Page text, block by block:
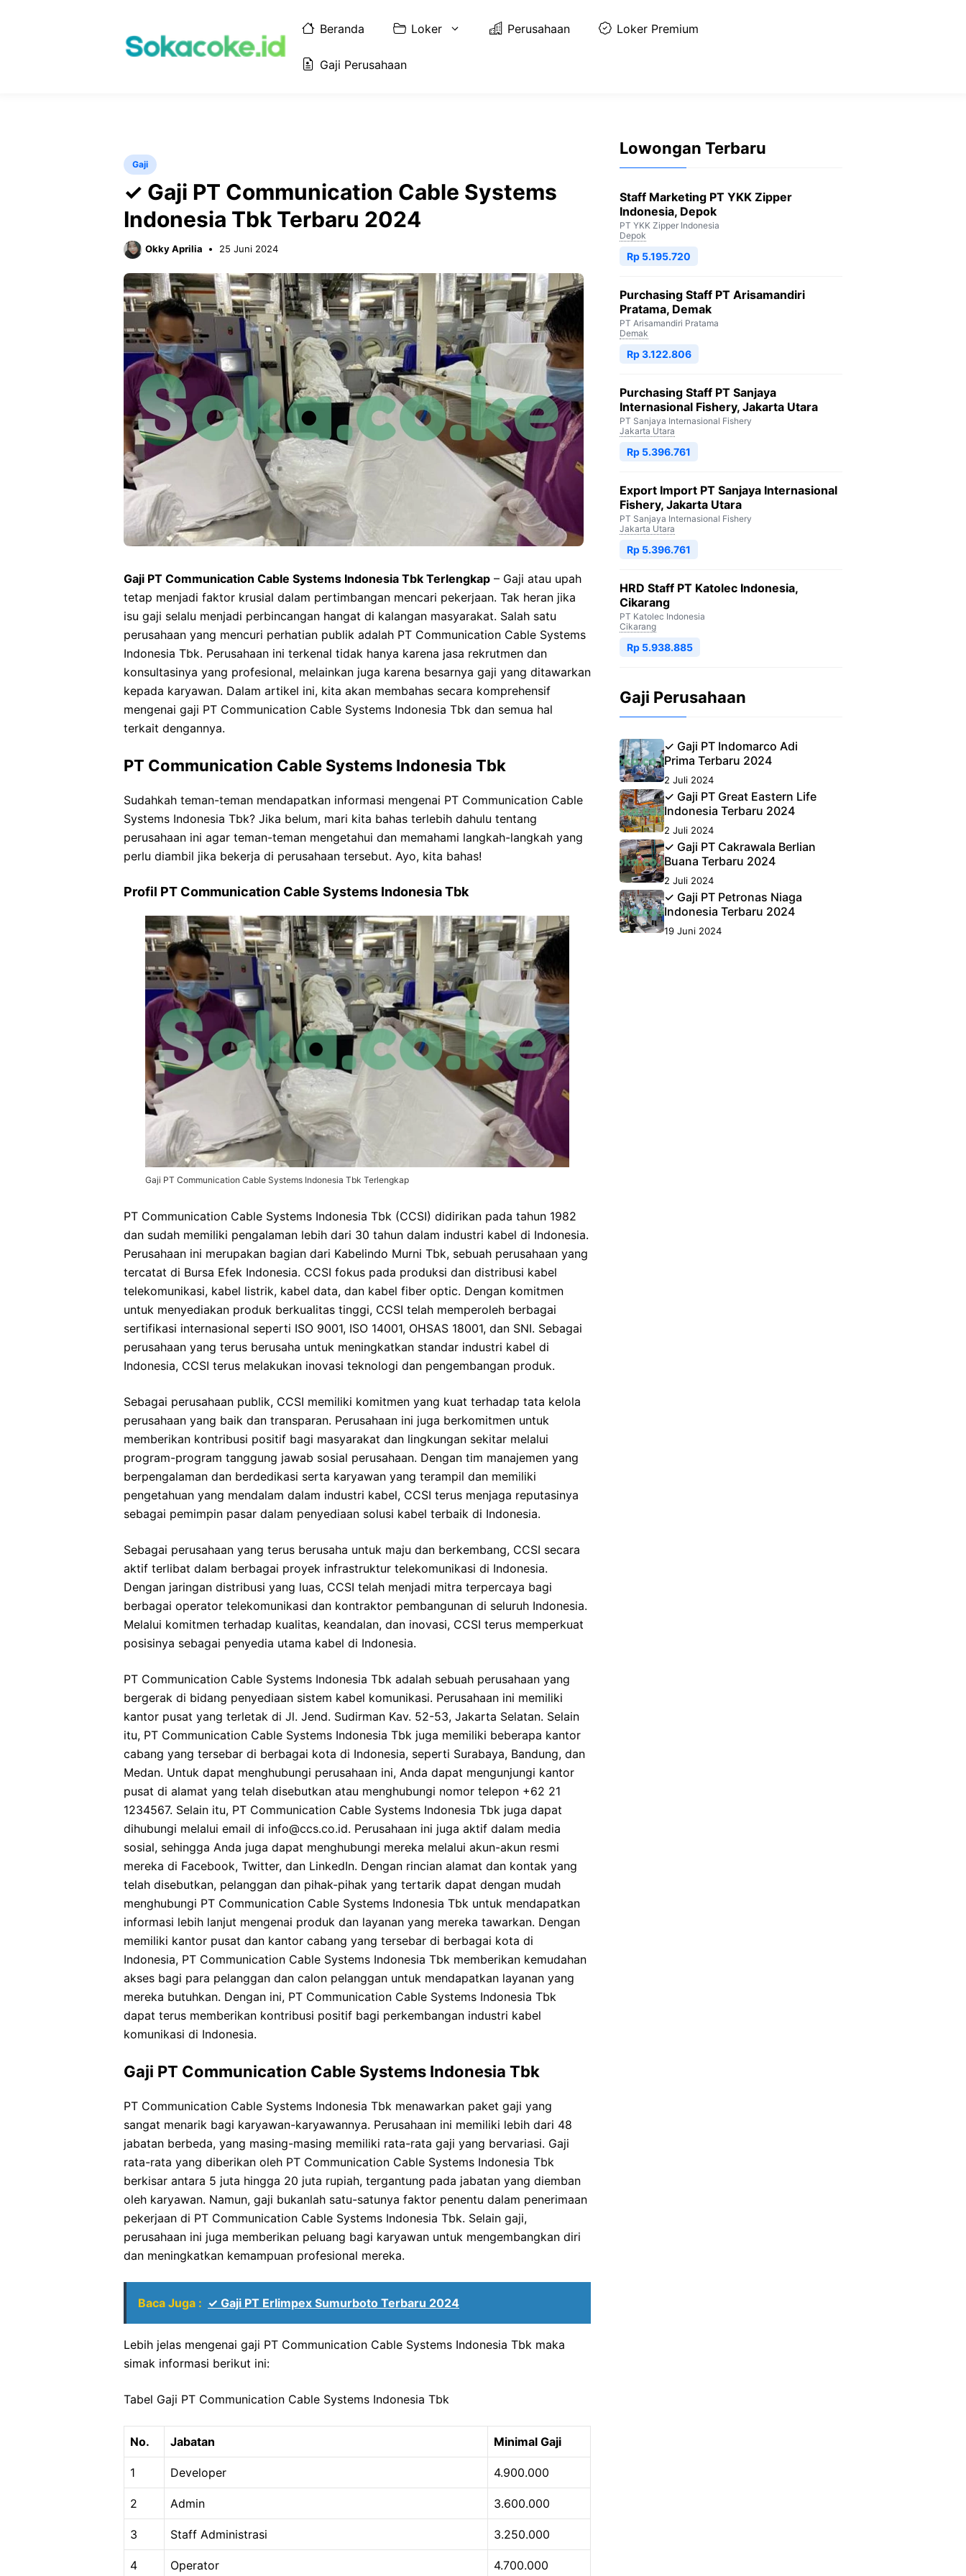
Beranda Loker Perusahaan Loker Premium
Gaji Perusahaan
Gaji
✓ Gaji PT Communication Cable Systems
Indonesia Tbk Terbaru 2024
Okky Aprilia 25 Juni 2024
Gaji PT Communication Cable Systems Indonesia Tbk Terlengkap – Gaji atau upah
tetap menjadi faktor krusial dalam pertimbangan mencari pekerjaan. Tak heran jika
isu gaji selalu menjadi perbincangan hangat di kalangan masyarakat. Salah satu
perusahaan yang mencuri perhatian publik adalah PT Communication Cable Systems
Indonesia Tbk. Perusahaan ini terkenal tidak hanya karena jasa rekrutmen dan
konsultasinya yang profesional, melainkan juga karena besarnya gaji yang ditawarkan
kepada karyawan. Dalam artikel ini, kita akan membahas secara komprehensif
mengenai gaji PT Communication Cable Systems Indonesia Tbk dan semua hal
terkait dengannya.
PT Communication Cable Systems Indonesia Tbk
Sudahkah teman-teman mendapatkan informasi mengenai PT Communication Cable
Systems Indonesia Tbk? Jika belum, mari kita bahas terlebih dahulu tentang
perusahaan ini agar teman-teman mengetahui dan memahami langkah-langkah yang
perlu diambil jika bekerja di perusahaan tersebut. Ayo, kita bahas!
Profil PT Communication Cable Systems Indonesia Tbk
Gaji PT Communication Cable Systems Indonesia Tbk Terlengkap
PT Communication Cable Systems Indonesia Tbk (CCSI) didirikan pada tahun 1982
dan sudah memiliki pengalaman lebih dari 30 tahun dalam industri kabel di Indonesia.
Perusahaan ini merupakan bagian dari Kabelindo Murni Tbk, sebuah perusahaan yang
tercatat di Bursa Efek Indonesia. CCSI fokus pada produksi dan distribusi kabel
telekomunikasi, kabel listrik, kabel data, dan kabel fiber optic. Dengan komitmen
untuk menyediakan produk berkualitas tinggi, CCSI telah memperoleh berbagai
sertifikasi internasional seperti ISO 9001, ISO 14001, OHSAS 18001, dan SNI. Sebagai
perusahaan yang terus berusaha untuk meningkatkan standar industri kabel di
Indonesia, CCSI terus melakukan inovasi teknologi dan pengembangan produk.
Sebagai perusahaan publik, CCSI memiliki komitmen yang kuat terhadap tata kelola
perusahaan yang baik dan transparan. Perusahaan ini juga berkomitmen untuk
memberikan kontribusi positif bagi masyarakat dan lingkungan sekitar melalui
program-program tanggung jawab sosial perusahaan. Dengan tim manajemen yang
berpengalaman dan berdedikasi serta karyawan yang terampil dan memiliki
pengetahuan yang mendalam dalam industri kabel, CCSI terus menjaga reputasinya
sebagai pemimpin pasar dalam penyediaan solusi kabel terbaik di Indonesia.
Sebagai perusahaan yang terus berusaha untuk maju dan berkembang, CCSI secara
aktif terlibat dalam berbagai proyek infrastruktur telekomunikasi di Indonesia.
Dengan jaringan distribusi yang luas, CCSI telah menjadi mitra terpercaya bagi
berbagai operator telekomunikasi dan kontraktor pembangunan di seluruh Indonesia.
Melalui komitmen terhadap kualitas, keandalan, dan inovasi, CCSI terus memperkuat
posisinya sebagai penyedia utama kabel di Indonesia.
PT Communication Cable Systems Indonesia Tbk adalah sebuah perusahaan yang
bergerak di bidang penyediaan sistem kabel komunikasi. Perusahaan ini memiliki
kantor pusat yang terletak di Jl. Jend. Sudirman Kav. 52-53, Jakarta Selatan. Selain
itu, PT Communication Cable Systems Indonesia Tbk juga memiliki beberapa kantor
cabang yang tersebar di berbagai kota di Indonesia, seperti Surabaya, Bandung, dan
Medan. Untuk dapat menghubungi perusahaan ini, Anda dapat mengunjungi kantor
pusat di alamat yang telah disebutkan atau menghubungi nomor telepon +62 21
1234567. Selain itu, PT Communication Cable Systems Indonesia Tbk juga dapat
dihubungi melalui email di info@ccs.co.id. Perusahaan ini juga aktif dalam media
sosial, sehingga Anda juga dapat menghubungi mereka melalui akun-akun resmi
mereka di Facebook, Twitter, dan LinkedIn. Dengan rincian alamat dan kontak yang
telah disebutkan, pelanggan dan pihak-pihak yang tertarik dapat dengan mudah
menghubungi PT Communication Cable Systems Indonesia Tbk untuk mendapatkan
informasi lebih lanjut mengenai produk dan layanan yang mereka tawarkan. Dengan
memiliki kantor pusat dan kantor cabang yang tersebar di berbagai kota di
Indonesia, PT Communication Cable Systems Indonesia Tbk memberikan kemudahan
akses bagi para pelanggan dan calon pelanggan untuk mendapatkan layanan yang
mereka butuhkan. Dengan ini, PT Communication Cable Systems Indonesia Tbk
dapat terus memberikan kontribusi positif bagi perkembangan industri kabel
komunikasi di Indonesia.
Gaji PT Communication Cable Systems Indonesia Tbk
PT Communication Cable Systems Indonesia Tbk menawarkan paket gaji yang
sangat menarik bagi karyawan-karyawannya. Perusahaan ini memiliki lebih dari 48
jabatan berbeda, yang masing-masing memiliki rata-rata gaji yang bervariasi. Gaji
rata-rata yang diberikan oleh PT Communication Cable Systems Indonesia Tbk
berkisar antara 5 juta hingga 20 juta rupiah, tergantung pada jabatan yang diemban
oleh karyawan. Namun, gaji bukanlah satu-satunya faktor penentu dalam penerimaan
pekerjaan di PT Communication Cable Systems Indonesia Tbk. Selain gaji,
perusahaan ini juga memberikan peluang bagi karyawan untuk mengembangkan diri
dan meningkatkan kemampuan profesional mereka.
Baca Juga : ✓ Gaji PT Erlimpex Sumurboto Terbaru 2024
Lebih jelas mengenai gaji PT Communication Cable Systems Indonesia Tbk maka
simak informasi berikut ini:
Tabel Gaji PT Communication Cable Systems Indonesia Tbk
No. Jabatan Minimal Gaji
1 Developer 4.900.000
2 Admin 3.600.000
3 Staff Administrasi 3.250.000
4 Operator 4.700.000
Lowongan Terbaru
Staff Marketing PT YKK Zipper
Indonesia, Depok
PT YKK Zipper Indonesia
Depok
Rp 5.195.720
Purchasing Staff PT Arisamandiri
Pratama, Demak
PT Arisamandiri Pratama
Demak
Rp 3.122.806
Purchasing Staff PT Sanjaya
Internasional Fishery, Jakarta Utara
PT Sanjaya Internasional Fishery
Jakarta Utara
Rp 5.396.761
Export Import PT Sanjaya Internasional
Fishery, Jakarta Utara
PT Sanjaya Internasional Fishery
Jakarta Utara
Rp 5.396.761
HRD Staff PT Katolec Indonesia,
Cikarang
PT Katolec Indonesia
Cikarang
Rp 5.938.885
Gaji Perusahaan
✓ Gaji PT Indomarco Adi
Prima Terbaru 2024
2 Juli 2024
✓ Gaji PT Great Eastern Life
Indonesia Terbaru 2024
2 Juli 2024
✓ Gaji PT Cakrawala Berlian
Buana Terbaru 2024
2 Juli 2024
✓ Gaji PT Petronas Niaga
Indonesia Terbaru 2024
19 Juni 2024